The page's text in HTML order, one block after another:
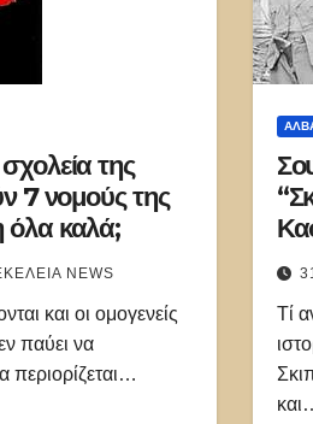
της
7 νομούς της
όλα καλά;
NEWS
και οι ομογενείς
παύει να
Τί